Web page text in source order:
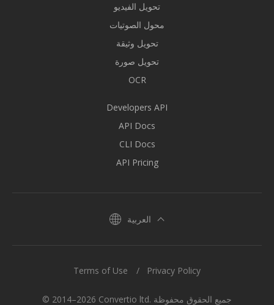
تحويل الفيديو
محول الصوتيات
تحويل وثيقة
تحويل صورة
OCR
Developers API
API Docs
CLI Docs
API Pricing
العربية
© 2014–2026 Convertio ltd. جميع الحقوق محفوظة
Terms of Use Privacy Policy